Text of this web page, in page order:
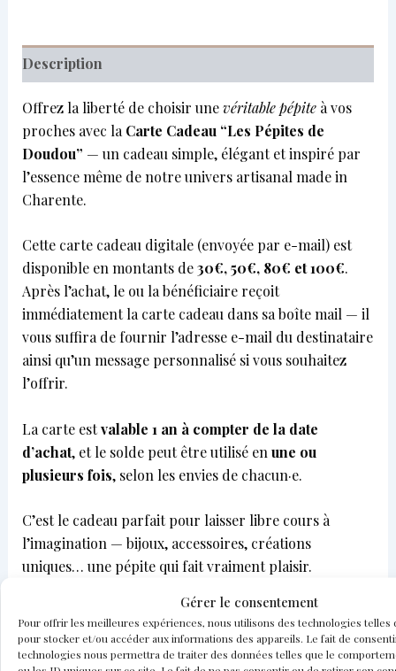
Gérer le consentement
Pour offrir les meilleures expériences, nous utilisons des technologies telles
pour stocker et/ou accéder aux informations des appareils. Le fait de
technologies nous permettra de traiter des données telles que le
Description
Offrez la liberté de choisir unevéritable pépiteà vos
proches avec la Carte Cadeau “Les Pépites de
Doudou” — un cadeau simple, élégant et inspiré par
l’essence même de notre univers artisanal made in
Charente.
Cette carte cadeau digitale (envoyée par e-mail) est
disponible en montants de30€, 50€, 80€ et 100€.
Après l’achat, le ou la bénéficiaire reçoit
immédiatement la carte cadeau dans sa boîte mail — il
vous suffira de fournir l’adresse e-mail du destinataire
ainsi qu’un message personnalisé si vous souhaitez
l’offrir.
La carte estvalable 1 an à compter de la date
d’achat, et le solde peut être utilisé en une ou
plusieurs fois, selon les envies de chacun·e.
C’est le cadeau parfait pour laisser libre cours à
l’imagination — bijoux, accessoires, créations
uniques… une pépite qui fait vraiment plaisir.
Disponible de 30€ à 100€– Choisissez le
montant qui vous convient.
📩Envoyée par e-mail immédiatement